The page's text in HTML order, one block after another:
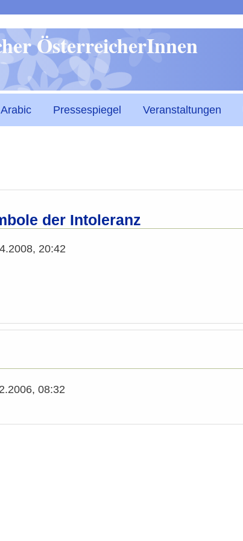
zum
Inhalt
ÖsterreicherInnen
Pressespiegel Veranstaltungen
der Intoleranz
20:42
08:32